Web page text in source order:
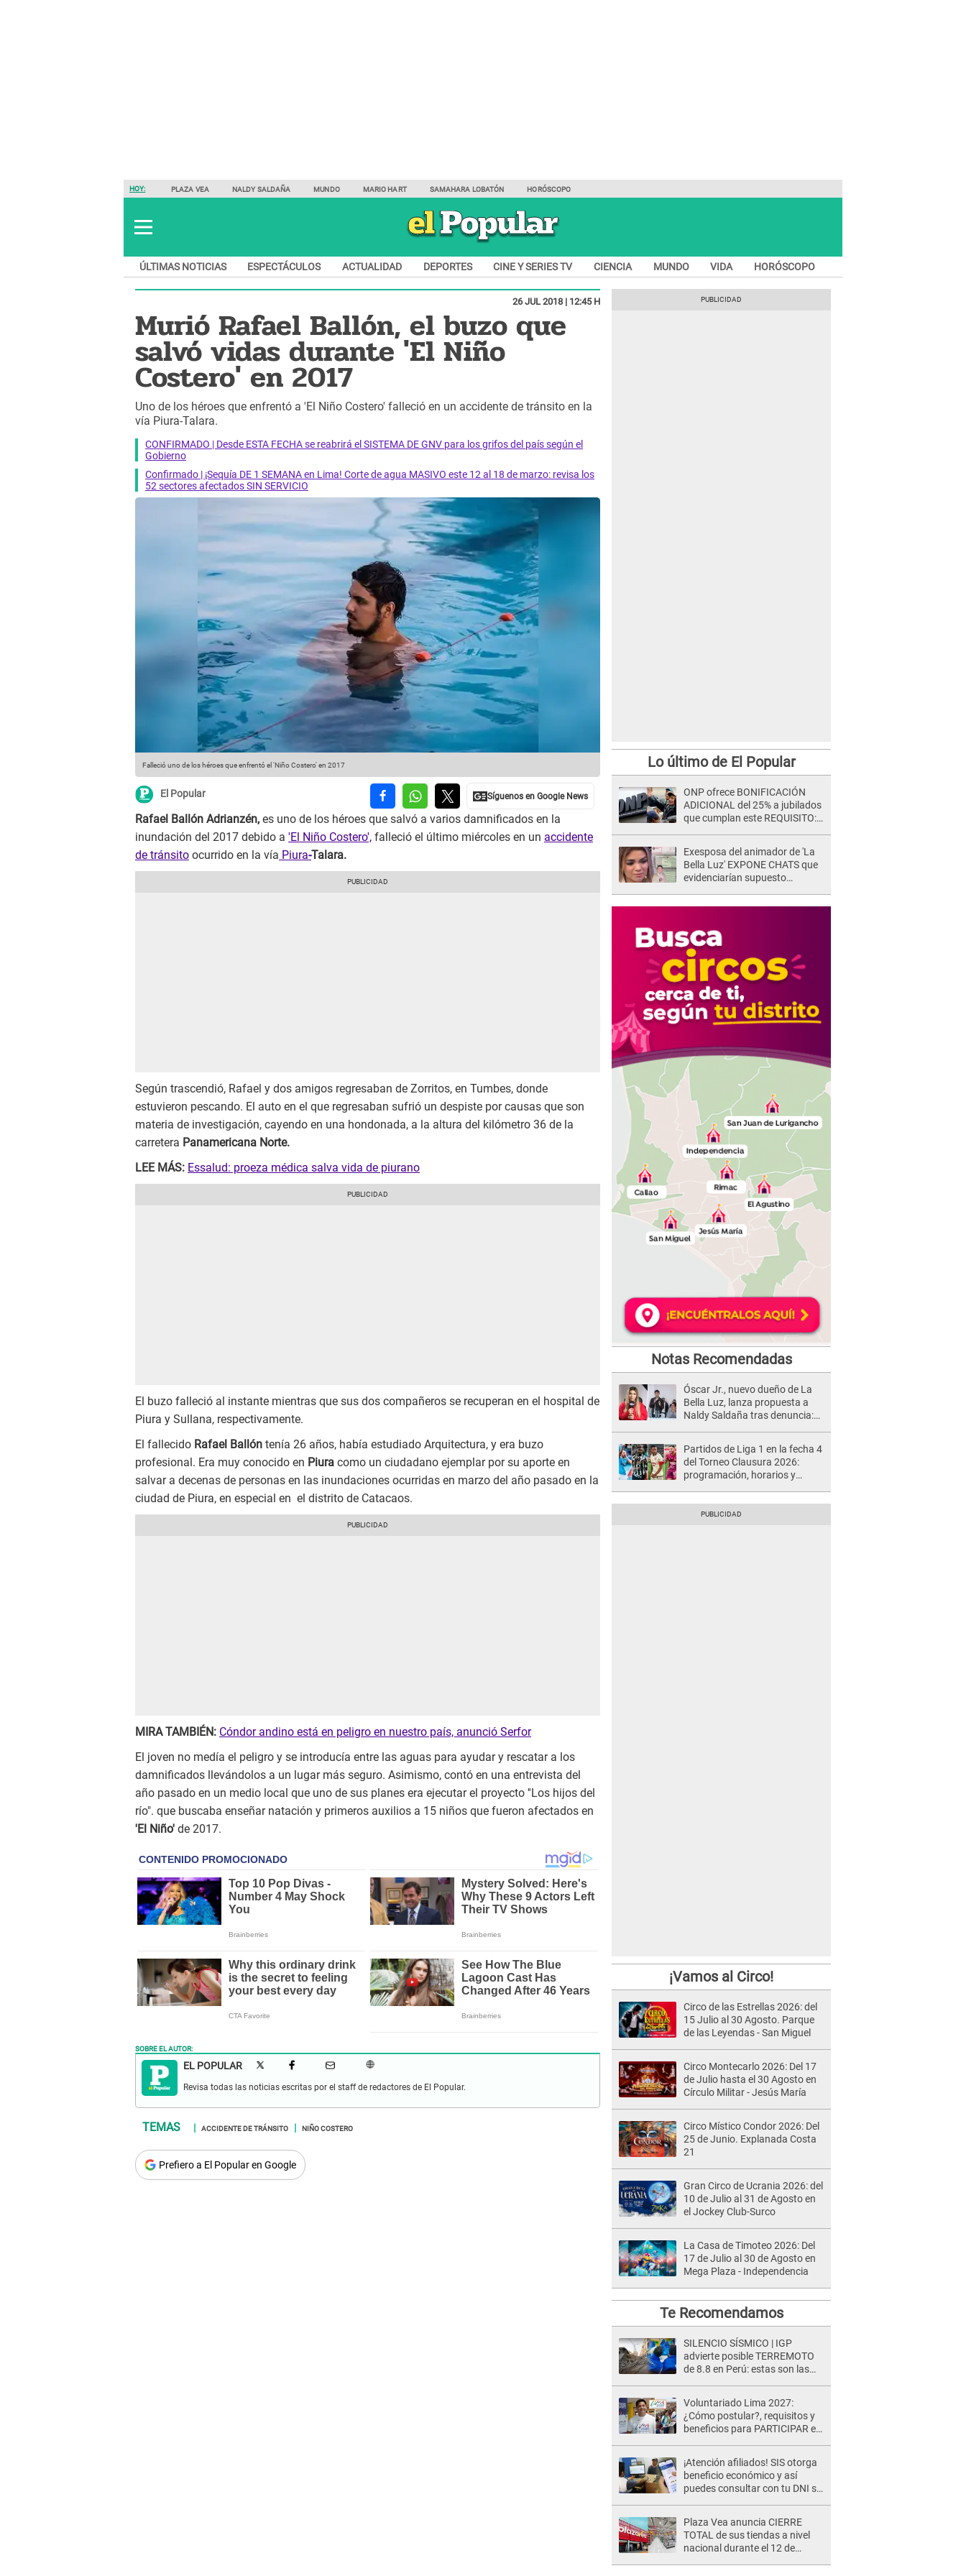
HOY: PLAZA VEA NALDY SALDAÑA MUNDO MARIO HART SAMAHARA LOBATÓN HORÓSCOPO
ÚLTIMAS NOTICIAS ESPECTÁCULOS ACTUALIDAD DEPORTES CINE Y SERIES TV CIENCIA MUNDO VIDA HORÓSCOPO
26 JUL 2018 | 12:45 H
Murió Rafael Ballón, el buzo que
salvó vidas durante 'El Niño
Costero' en 2017
Uno de los héroes que enfrentó a 'El Niño Costero' falleció en un accidente de tránsito en la
vía Piura-Talara.
CONFIRMADO | Desde ESTA FECHA se reabrirá el SISTEMA DE GNV para los grifos del país según el
Gobierno
Confirmado | ¡Sequía DE 1 SEMANA en Lima! Corte de agua MASIVO este 12 al 18 de marzo: revisa los
52 sectores afectados SIN SERVICIO
Falleció uno de los héroes que enfrentó el 'Niño Costero' en 2017
El Popular
Rafael Ballón Adrianzén, es uno de los héroes que salvó a varios damnificados en la
inundación del 2017 debido a 'El Niño Costero', falleció el último miércoles en un accidente
de tránsito ocurrido en la vía Piura-Talara.
Según trascendió, Rafael y dos amigos regresaban de Zorritos, en Tumbes, donde
estuvieron pescando. El auto en el que regresaban sufrió un despiste por causas que son
materia de investigación, cayendo en una hondonada, a la altura del kilómetro 36 de la
carretera Panamericana Norte.
LEE MÁS: Essalud: proeza médica salva vida de piurano
El buzo falleció al instante mientras que sus dos compañeros se recuperan en el hospital de
Piura y Sullana, respectivamente.
El fallecido Rafael Ballón tenía 26 años, había estudiado Arquitectura, y era buzo
profesional. Era muy conocido en Piura como un ciudadano ejemplar por su aporte en
salvar a decenas de personas en las inundaciones ocurridas en marzo del año pasado en la
ciudad de Piura, en especial en el distrito de Catacaos.
MIRA TAMBIÉN: Cóndor andino está en peligro en nuestro país, anunció Serfor
El joven no medía el peligro y se introducía entre las aguas para ayudar y rescatar a los
damnificados llevándolos a un lugar más seguro. Asimismo, contó en una entrevista del
año pasado en un medio local que uno de sus planes era ejecutar el proyecto ''Los hijos del
río". que buscaba enseñar natación y primeros auxilios a 15 niños que fueron afectados en
'El Niño' de 2017.
SOBRE EL AUTOR:
EL POPULAR
Revisa todas las noticias escritas por el staff de redactores de El Popular.
ACCIDENTE DE TRÁNSITO NIÑO COSTERO
Prefiero a El Popular en Google
Lo último de El Popular
ONP ofrece BONIFICACIÓN
ADICIONAL del 25% a jubilados
que cumplan este REQUISITO:
Exesposa del animador de 'La
Bella Luz' EXPONE CHATS que
evidenciarían supuesto
Notas Recomendadas
Óscar Jr., nuevo dueño de La
Bella Luz, lanza propuesta a
Naldy Saldaña tras denuncia:
Partidos de Liga 1 en la fecha 4
del Torneo Clausura 2026:
programación, horarios y
¡Vamos al Circo!
Circo de las Estrellas 2026: del
15 Julio al 30 Agosto. Parque
de las Leyendas - San Miguel
Circo Montecarlo 2026: Del 17
de Julio hasta el 30 Agosto en
Círculo Militar - Jesús María
Circo Místico Condor 2026: Del
25 de Junio. Explanada Costa
21
Gran Circo de Ucrania 2026: del
10 de Julio al 31 de Agosto en
el Jockey Club-Surco
La Casa de Timoteo 2026: Del
17 de Julio al 30 de Agosto en
Mega Plaza - Independencia
Te Recomendamos
SILENCIO SÍSMICO | IGP
advierte posible TERREMOTO
de 8.8 en Perú: estas son las
Voluntariado Lima 2027:
¿Cómo postular?, requisitos y
beneficios para PARTICIPAR en
¡Atención afiliados! SIS otorga
beneficio económico y así
puedes consultar con tu DNI si
Plaza Vea anuncia CIERRE
TOTAL de sus tiendas a nivel
nacional durante el 12 de